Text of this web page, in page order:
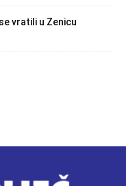
vratili u Zenicu